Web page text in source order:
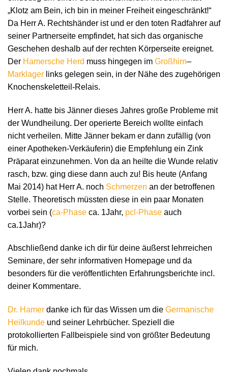
„Klotz am Bein, ich bin in meiner Freiheit eingeschränkt!“
Da Herr A. Rechtshänder ist und er den toten Radfahrer auf
seiner Partnerseite empfindet, hat sich das organische
Geschehen deshalb auf der rechten Körperseite ereignet.
Der Hamersche Herd muss hingegen im Großhirn–
Marklager links gelegen sein, in der Nähe des zugehörigen
Knochenskeletteil-Relais.
Herr A. hatte bis Jänner dieses Jahres große Probleme mit
der Wundheilung. Der operierte Bereich wollte einfach
nicht verheilen. Mitte Jänner bekam er dann zufällig (von
einer Apotheken-Verkäuferin) die Empfehlung ein Zink
Präparat einzunehmen. Von da an heilte die Wunde relativ
rasch, bzw. ging diese dann auch zu! Bis heute (Anfang
Mai 2014) hat Herr A. noch Schmerzen an der betroffenen
Stelle. Theoretisch müssten diese in ein paar Monaten
vorbei sein (ca-Phase ca. 1Jahr, pcl-Phase auch
ca.1Jahr)?
Abschließend danke ich dir für deine äußerst lehrreichen
Seminare, der sehr informativen Homepage und da
besonders für die veröffentlichten Erfahrungsberichte incl.
deiner Kommentare.
Dr. Hamer danke ich für das Wissen um die Germanische
Heilkunde und seiner Lehrbücher. Speziell die
protokollierten Fallbeispiele sind von größter Bedeutung
für mich.